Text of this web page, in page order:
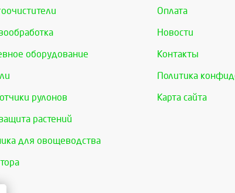
оборудование
рулонов
растений
для овощеводства
Оплата
Новости
Контакты
Политика
Карта сайта